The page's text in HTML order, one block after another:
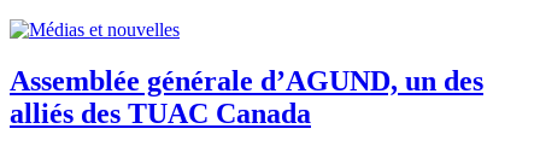
Assemblée générale d’AGUND, un des
alliés des TUAC Canada